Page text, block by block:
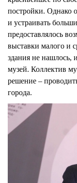
постройки. Однако
и устраивать
предоставлялось
выставки малого и
здания не нашлось,
музей. Коллектив
решение –
города.